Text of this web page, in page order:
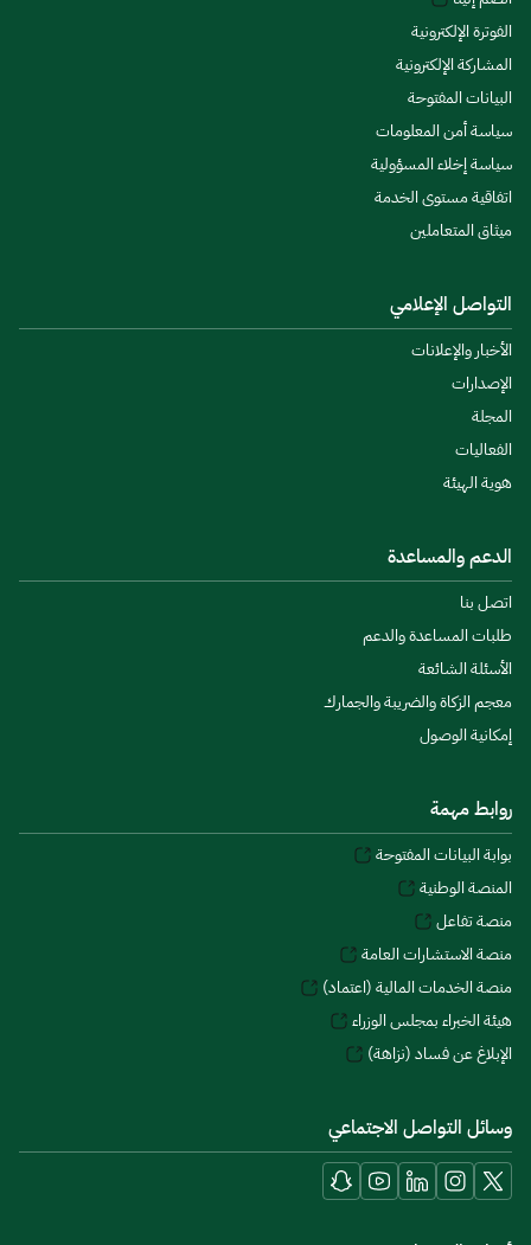
الفوترة الإلكترونية
المشاركة الإلكترونية
البيانات المفتوحة
سياسة أمن المعلومات
سياسة إخلاء المسؤولية
اتفاقية مستوى الخدمة
ميثاق المتعاملين
التواصل الإعلامي
الأخبار والإعلانات
الإصدارات
المجلة
الفعاليات
هوية الهيئة
الدعم والمساعدة
اتصل بنا
طلبات المساعدة والدعم
الأسئلة الشائعة
معجم الزكاة والضريبة والجمارك
إمكانية الوصول
روابط مهمة
بوابة البيانات المفتوحة
المنصة الوطنية
منصة تفاعل
منصة الاستشارات العامة
منصة الخدمات المالية (اعتماد)
هيئة الخبراء بمجلس الوزراء
الإبلاغ عن فساد (نزاهة)
وسائل التواصل الاجتماعي